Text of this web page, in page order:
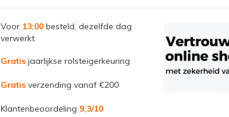
Voor 13:00 besteld, dezelfde dag
verwerkt
Gratis jaarlijkse rolsteigerkeuring
Gratis verzending vanaf €200
Klantenbeoordeling 9,3/10